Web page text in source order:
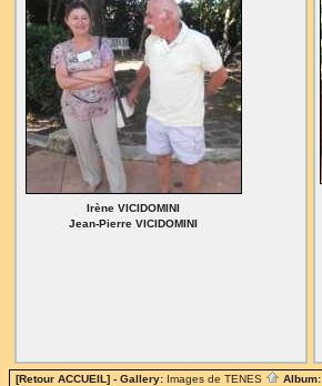
Irène VICIDOMINI
Jean-Pierre VICIDOMINI
[Retour ACCUEIL] - Gallery: Images de TENES Album: